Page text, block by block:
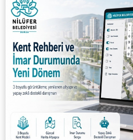
sökülmesine rağmen kaçak
işletmenin 300 metrekarelik
edilerek, yıkım işlemi
Galeri